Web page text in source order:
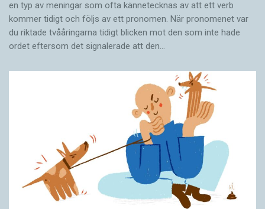
en typ av meningar som ofta kännetecknas av att ett verb
kommer tidigt och följs av ett pronomen. När pronomenet var
du riktade tvååringarna tidigt blicken mot den som inte hade
ordet eftersom det ­signalerade att den…